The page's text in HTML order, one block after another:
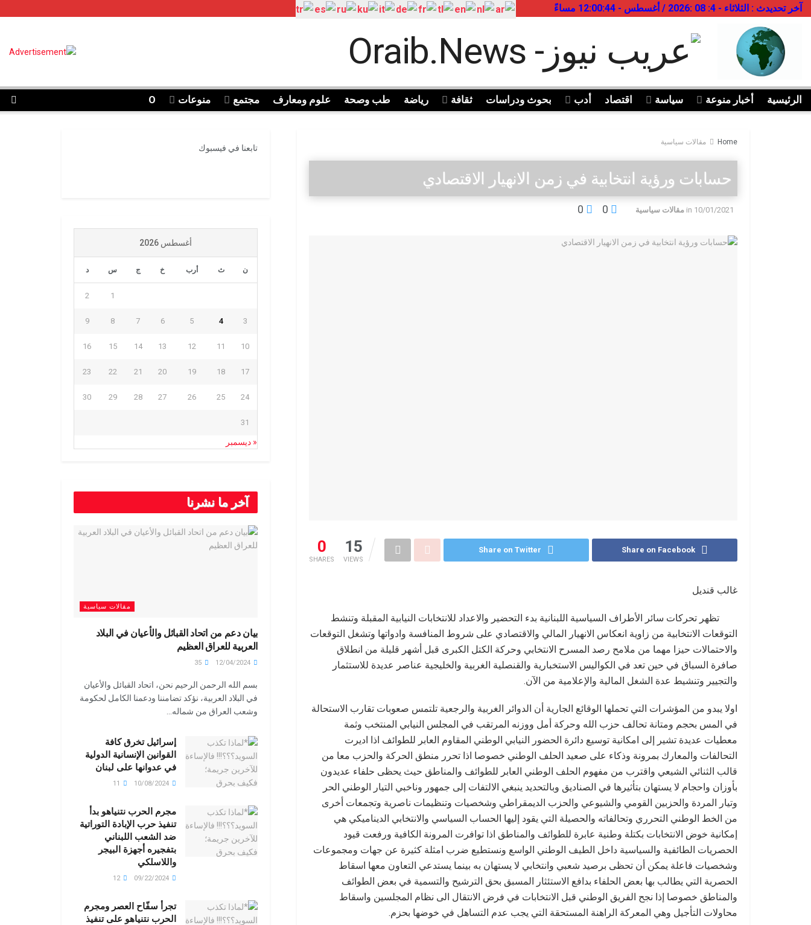
آخر تحديدث : الثلاثاء - 4: 08 :2026 / أغسطس - 12:00:44 مساءً
الرئيسية أخبار منوعة سياسة اقتصاد أدب بحوث ودراسات ثقافة رياضة طب وصحة علوم ومعارف مجتمع منوعات O
Home مقالات سياسية
حسابات ورؤية انتخابية في زمن الانهيار الاقتصادي
10/01/2021
in مقالات سياسية 0
0
0
SHARES
15
VIEWS
Share on Facebook
Share on Twitter
غالب قنديل
تظهر تحركات سائر الأطراف السياسية اللبنانية بدء التحضير والاعداد للانتخابات النيابية المقبلة وتنشط
التوقعات الانتخابية من زاوية انعكاس الانهيار المالي والاقتصادي على شروط المنافسة وادواتها وتشغل التوقعات
والاحتمالات حيزا مهما من ملامح رصد المسرح الانتخابي وحركة الكتل الكبرى قبل أشهر قليلة من انطلاق
صافرة السباق في حين تعد في الكواليس الاستخبارية والقنصلية الغربية والخليجية عناصر عديدة للاستثمار
والتجيير وتنشيط عدة الشغل المالية والإعلامية من الآن.
اولا يبدو من المؤشرات التي تحملها الوقائع الجارية أن الدوائر الغربية والرجعية تلتمس صعوبات تقارب الاستحالة
في المس بحجم ومتانة تحالف حزب الله وحركة أمل ووزنه المرتقب في المجلس النيابي المنتخب وثمة
معطيات عديدة تشير إلى امكانية توسيع دائرة الحضور النيابي الوطني المقاوم العابر للطوائف اذا اديرت
التحالفات والمعارك بمرونة وذكاء على صعيد الحلف الوطني خصوصا اذا تحرر منطق الحركة والحزب معا من
قالب الثنائي الشيعي واقترب من مفهوم الحلف الوطني العابر للطوائف والمناطق حيث يحظى حلفاء عديدون
بأوزان واحجام لا يستهان بتأثيرها في الصناديق وبالتحديد ينبغي الالتفات إلى جمهور وناخبي التيار الوطني الحر
وتيار المردة والحزبين القومي والشيوعي والحزب الديمقراطي وشخصيات وتنظيمات ناصرية وتجمعات أخرى
من الخط الوطني التحرري وتحالفاته والحصيلة التي يقود إليها الحساب السياسي والانتخابي الديناميكي هي
إمكانية خوض الانتخابات بكتلة وطنية عابرة للطوائف والمناطق اذا توافرت المرونة الكافية ورفعت قيود
الحصريات الطائفية والسياسية داخل الطيف الوطني الواسع ونستطيع ضرب امثلة كثيرة عن جهات ومجموعات
وشخصيات فاعلة يمكن أن تحظى برصيد شعبي وانتخابي لا يستهان به بينما يستدعي التعاون معها اسقاط
الحصرية التي يطالب بها بعض الحلفاء بدافع الاستئثار المسبق بحق الترشيح والتسمية في بعض الطوائف
والمناطق خصوصا إذا نجح الفريق الوطني قبل الانتخابات في فرض الانتقال الى نظام المجلسين واسقاط
محاولات التأجيل وهي المعركة الراهنة المستحقة التي يجب عدم التساهل في خوضها بحزم.
تابعنا في فيسبوك
أغسطس 2026
ن ث أرب خ ج س د
1
2
3
4
5
6
7
8
9
10
11
12
13
14
15
16
17
18
19
20
21
22
23
24
25
26
27
28
29
30
31
« ديسمبر
آخر ما نشرنا
مقالات سياسية
بيان دعم من اتحاد القبائل والأعيان في البلاد
العربية للعراق العظيم
بسم الله الرحمن الرحيم نحن، اتحاد القبائل والأعيان
في البلاد العربية، نؤكد تضامننا ودعمنا الكامل لحكومة
وشعب العراق من شماله...
إسرائيل تخرق كافة
القوانين الإنسانية الدولية
في عدوانها على لبنان
مجرم الحرب نتنياهو بدأ
تنفيذ حرب الإبادة التوراتية
ضد الشعب اللبناني
بتفجيره أجهزة البيجر
واللاسلكي
تجرأ سفّاح العصر ومجرم
الحرب نتنياهو على تنفيذ